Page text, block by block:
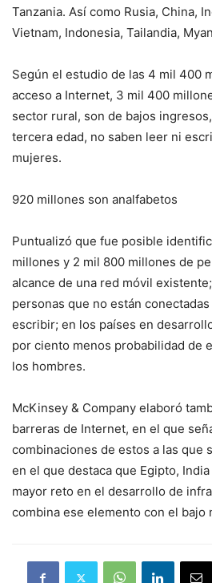
Tanzania. Así como Rusia, China,
Vietnam, Indonesia, Tailandia,
Según el estudio de las 4 mil 400
acceso a Internet, 3 mil 400
sector rural, son de bajos
tercera edad, no saben leer ni
mujeres.
920 millones son analfabetos
Puntualizó que fue posible
millones y 2 mil 800 millones de
alcance de una red móvil
personas que no están
escribir; en los países en
por ciento menos probabilidad de
los hombres.
McKinsey & Company elaboró
barreras de Internet, en el que
combinaciones de estos a las que
en el que destaca que Egipto,
mayor reto en el desarrollo de
combina ese elemento con el bajo